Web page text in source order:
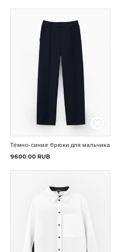
Тёмно-синие брюки для мальчика
9600.00 RUB